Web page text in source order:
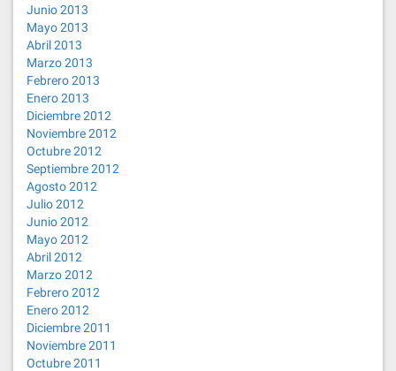
Junio 2013
Mayo 2013
Abril 2013
Marzo 2013
Febrero 2013
Enero 2013
Diciembre 2012
Noviembre 2012
Octubre 2012
Septiembre 2012
Agosto 2012
Julio 2012
Junio 2012
Mayo 2012
Abril 2012
Marzo 2012
Febrero 2012
Enero 2012
Diciembre 2011
Noviembre 2011
Octubre 2011